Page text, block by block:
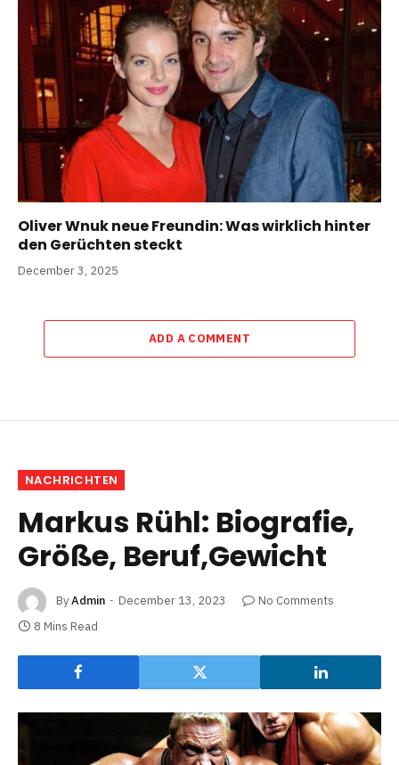
Oliver Wnuk neue Freundin: Was wirklich hinter
den Gerüchten steckt
December 3, 2025
ADD A COMMENT
NACHRICHTEN
Markus Rühl: Biografie,
Größe, Beruf,Gewicht
ByAdmin December 13, 2023
No Comments
8 Mins Read